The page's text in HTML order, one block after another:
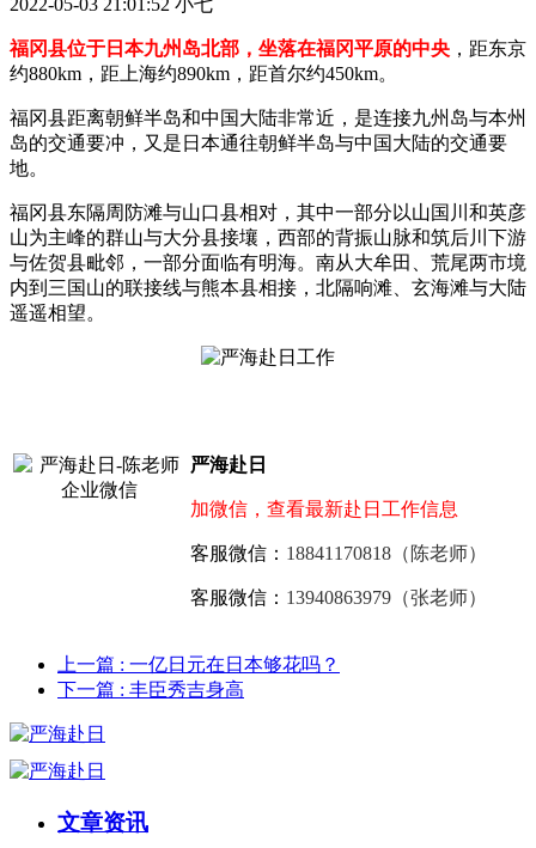
福冈县位于日本九州岛北部，坐落在福冈平原的中央 ，距东京
约880km，距上海约890km，距首尔约450km。
福冈县距离朝鲜半岛和中国大陆非常近，是连接九州岛与本州
岛的交通要冲，又是日本通往朝鲜半岛与中国大陆的交通要
地。
福冈县东隔周防滩与山口县相对，其中一部分以山国川和英彦
山为主峰的群山与大分县接壤，西部的背振山脉和筑后川下游
与佐贺县毗邻，一部分面临有明海。南从大牟田、荒尾两市境
内到三国山的联接线与熊本县相接，北隔响滩、玄海滩与大陆
遥遥相望。
严海赴日
加微信，查看最新赴日工作信息
客服微信： 18841170818（陈老师）
客服微信： 13940863979（张老师）
上一篇 : 一亿日元在日本够花吗？
下一篇 : 丰臣秀吉身高
文章资讯